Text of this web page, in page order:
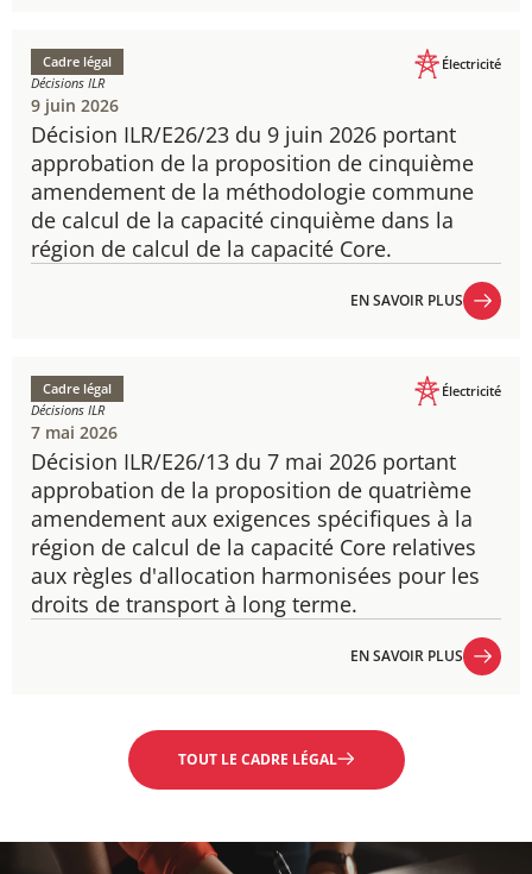
Décision ILR/E26/23 du 9 juin 2026 portant
approbation de la proposition de cinquième
amendement de la méthodologie commune
de calcul de la capacité cinquième dans la
région de calcul de la capacité Core.
Cadre légal
Décisions ILR
Électricité
9 juin 2026
EN SAVOIR PLUS
Décision ILR/E26/13 du 7 mai 2026 portant
approbation de la proposition de quatrième
amendement aux exigences spécifiques à la
région de calcul de la capacité Core relatives
aux règles d'allocation harmonisées pour les
droits de transport à long terme.
Cadre légal
Décisions ILR
Électricité
7 mai 2026
EN SAVOIR PLUS
TOUT LE CADRE LÉGAL